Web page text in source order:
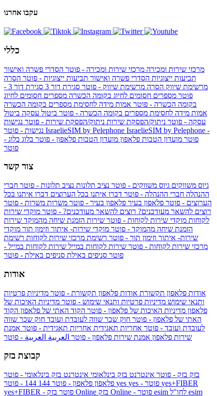
עקבו אחרנו
כללי
מרכזי שירות ומכירה מרכזי שירות ומכירה - פוטר הסדרי פשרה ואישור
תביעות ייצוגיות הסדרי פשרה ואישור תביעות ייצוגיות - פוטר הסרה
מרשימת שיווק הסרה מרשימת שיווק - פוטר סגירת דור 3
סגירת דור 3 -
פוטר מספרים חסומים לחיוג בקומה הכשרה מספרים חסומים לחיוג
בקומה הכשרה - פוטר אמות מידה לחסימת מספרים בקומה הכשרה
אמות מידה לחסימת מספרים בקומה הכשרה - פוטר ביטול עסקה ביטול
עסקה - פוטר ניתוק/הפסקת שירות ניתוק/הפסקת שירות - פוטר נגישות
IsraelieSIM by Pelephone IsraelieSIM by Pelephone -
פוטר מועדון הטבות פלאפון מועדון הטבות פלאפון - פוטר בלוג בלוג -
פוטר
צור קשר
גיוס משווקים גיוס משווקים - פוטר נציב תלונות נציב תלונות - פוטר חברי
ההנהלה חברי ההנהלה - פוטר דברו איתנו בכל הערוצים דברו איתנו בכל
הערוצים - פוטר פלאפון בעיר פלאפון בעיר - פוטר משרות משרות - פוטר
רוצים להשאר מעודכנים? רוצים להשאר מעודכנים? - פוטר מוקדי שירות
לקוחות מוקדי שירות לקוחות - פוטר שירות הזמנת שיחה מהמוקד שירות
הזמנת שיחה מהמוקד - פוטר מוקדי שירות- איתור וזימון תור מוקדי
שירות- איתור וזימון תור - פוטר רשימת מרכזי שירות לקוחות רשימת
מרכזי שירות לקוחות - פוטר שירות לקוחות במייל שירות לקוחות במייל -
פוטר סניפים באילת סניפים באילת - פוטר
אודות
אודות פלאפון תקשורת אודות פלאפון תקשורת - פוטר מדיניות פרטיות
ותנאי שימוש מדיניות פרטיות ותנאי שימוש - פוטר מדיניות האיכות של
פלאפון מדיניות האיכות של פלאפון - פוטר הקוד האתי של פלאפון הקוד
האתי של פלאפון - פוטר חוק שכר שווה לעובדת ועובד חוק שכר שווה
לעובדת ועובד - פוטר אחריות תאגידית אחריות תאגידית - פוטר אמנת
שירות פלאפון אמנת שירות פלאפון - פוטר العربية العربية - פוטר
קבוצת בזק
בזק בזק - פוטר אינטרנט בזק בינלאומי אינטרנט בזק בינלאומי - פוטר
פלאפון פלאפון - פוטר 144 yes
yes+FIBER
yes+FIBER - פוטר בזק Online esim